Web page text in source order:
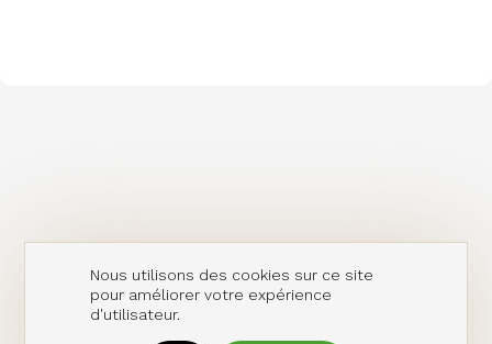
Nous utilisons des cookies sur ce site
pour améliorer votre expérience
d'utilisateur.